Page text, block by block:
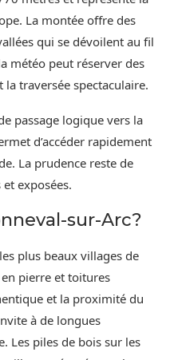
La montée offre des
qui se dévoilent au fil
météo peut réserver des
traversée spectaculaire.
passage logique vers la
d’accéder rapidement
La prudence reste de
exposées.
sur-Arc?
plus beaux villages de
pierre et toitures
et la proximité du
à de longues
Les piles de bois sur les